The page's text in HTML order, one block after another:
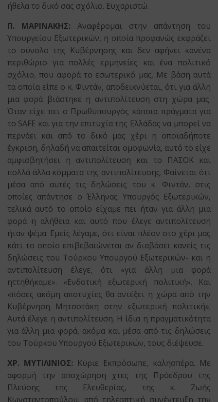
ήθελα το δικό σας σχόλιο. Ευχαριστώ.
Π. ΜΑΡΙΝΑΚΗΣ: Αναφέρομαι στην απάντηση του
Υπουργείου Εξωτερικών, η οποία προφανώς εκφράζει
το σύνολο της Κυβέρνησης και δεν αφήνει κανένα
περιθώριο για πολλές ερμηνείες και ένα πολιτικό
σχόλιο, που αφορά το εσωτερικό μας. Με βάση αυτά
τα οποία είπε ο κ. Φιντάν, αποδεικνύεται, ότι για άλλη
μια φορά βιάστηκε η αντιπολίτευση στη χώρα μας.
Όταν είχε πει ο Πρωθυπουργός κάποια πράγματα για
το SAFE και για την επιτυχία της Ελλάδας να μπορεί να
περνάει και από το δικό μας χέρι η οποιαδήποτε
έγκριση, δηλαδή να απαιτείται ομοφωνία, αυτό το είχε
αμφισβητήσει η αντιπολίτευση και το ΠΑΣΟΚ και
πολλά άλλα κόμματα της αντιπολίτευσης. Φαίνεται ότι
μέσα από αυτές τις δηλώσεις του κ. Φιντάν, στις
οποίες απάντησε ο Έλληνας Υπουργός Εξωτερικών,
τελικά αυτό το οποίο είχαμε πει ήταν για άλλη μια
φορά η αλήθεια και αυτό που έλεγε αντιπολίτευση
ήταν ψέμα. Εμείς λέγαμε, ότι είναι πλέον στο χέρι μας
κάτι το οποίο επιβεβαιώνεται αν διαβάσει κανείς τις
δηλώσεις του Τούρκου Υπουργού Εξωτερικών- και η
αντιπολίτευση έλεγε, ότι «για άλλη μια φορά
ηττηθήκαμε». «Ενδοτική εξωτερική πολιτική». Και
«πόσες ακόμη αποτυχίες θα αντέξει η χώρα από την
Κυβέρνηση Μητσοτάκη στην εξωτερική πολιτική»;
Αυτά έλεγε η αντιπολίτευση. Η ίδια η πραγματικότητα
για άλλη μια φορά, ακόμα και μέσα από τις δηλώσεις
του Τούρκου Υπουργού Εξωτερικών, τους διέψευσε.
ΧΡ. ΜΥΤΙΛΙΝΙΟΣ: Κύριε Εκπρόσωπε, καλησπέρα. Με
αφορμή την αποχώρηση χτες της Πρόεδρου της
Πλεύσης της Ελευθερίας, της κ. Ζωής
Κωνσταντοπούλου, από τηλεοπτική συνέντευξη την